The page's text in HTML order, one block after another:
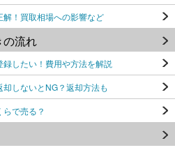
！買取相場への影響など
の流れ
したい！費用や方法を解説
しないとNG？返却方法も
で売る？